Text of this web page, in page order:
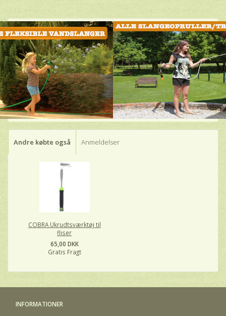
Andre købte også Anmeldelser
COBRA Ukrudtsværktøj til
fliser
65,00 DKK
Gratis Fragt
INFORMATIONER